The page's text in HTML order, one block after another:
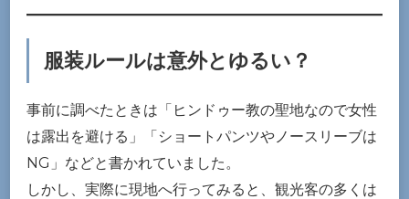
服装ルールは意外とゆるい？
事前に調べたときは「ヒンドゥー教の聖地なので女性
は露出を避ける」「ショートパンツやノースリーブは
NG」などと書かれていました。
しかし、実際に現地へ行ってみると、観光客の多くは